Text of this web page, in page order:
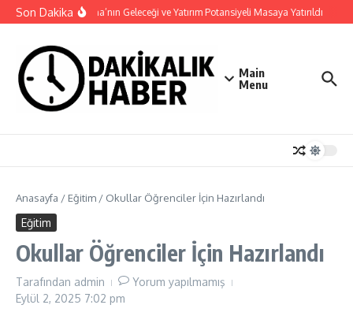
İçeriğe atla
Son DakikaHaymana’nın Geleceği ve Yatırım Potansiyeli Masaya Yatırıldı
Main
Menu
Anasayfa / Eğitim / Okullar Öğrenciler İçin Hazırlandı
Eğitim
Okullar Öğrenciler İçin Hazırlandı
Tarafından admin
Yorum yapılmamış
Eylül 2, 2025 7:02 pm